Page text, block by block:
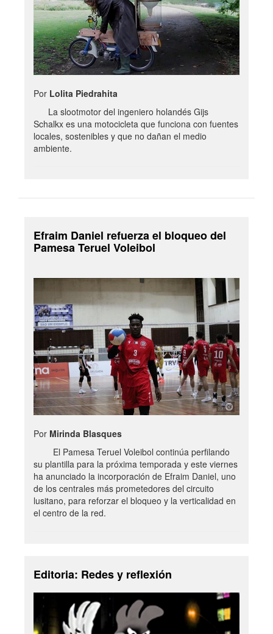
Por Lolita Piedrahita
La slootmotor del ingeniero holandés Gijs
Schalkx es una motocicleta que funciona con fuentes
locales, sostenibles y que no dañan el medio
ambiente.
Efraim Daniel refuerza el bloqueo del
Pamesa Teruel Voleibol
Por Mirinda Blasques
El Pamesa Teruel Voleibol continúa perfilando
su plantilla para la próxima temporada y este viernes
ha anunciado la incorporación de Efraim Daniel, uno
de los centrales más prometedores del circuito
lusitano, para reforzar el bloqueo y la verticalidad en
el centro de la red.
Editoria: Redes y reflexión